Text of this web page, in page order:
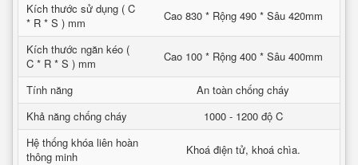
Kích thước sử dụng ( C
* R * S ) mm
Cao 830 * Rộng 490 * Sâu 420mm
Kích thước ngăn kéo (
C * R * S ) mm
Cao 100 * Rộng 400 * Sâu 400mm
Tính năng
An toàn chống cháy
Khả năng chống cháy
1000 - 1200 độ C
Hệ thống khóa liên hoàn
thông minh
Khoá điện tử, khoá chìa.